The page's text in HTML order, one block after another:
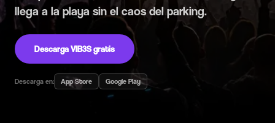
llega a la playa sin el caos del parking.
Descarga VIB3S gratis
Descarga en: App Store Google Play